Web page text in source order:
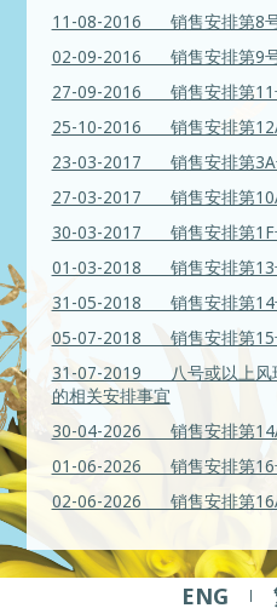
11-08-2016 销售安排第8
02-09-2016 销售安排第9
27-09-2016 销售安排第11
25-10-2016 销售安排第
23-03-2017 销售安排第3A
27-03-2017 销售安排第
30-03-2017 销售安排第1F
01-03-2018 销售安排第13
31-05-2018 销售安排第14
05-07-2018 销售安排第15
31-07-2019 八号或以上风
的相关安排事宜
30-04-2026 销售安排第
01-06-2026 销售安排第16
02-06-2026 销售安排第
ENG